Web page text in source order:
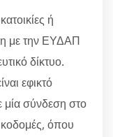
ή
με την ΕΥΔΑΠ
δίκτυο.
εφικτό
μία σύνδεση στο
όπου